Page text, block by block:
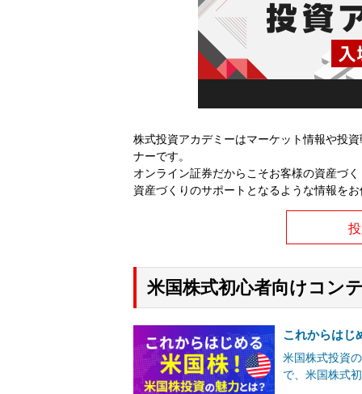
株式投資アカデミーはマーケット情報や投
ナーです。
オンライン証券だからこそお客様の資産づ
資産づくりのサポートとなるような情報を
米国株式初心者向けコン
これからはじ
米国株式投資
で、米国株式